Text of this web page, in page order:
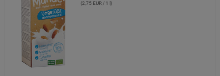
(2,75 EUR / 1 l)